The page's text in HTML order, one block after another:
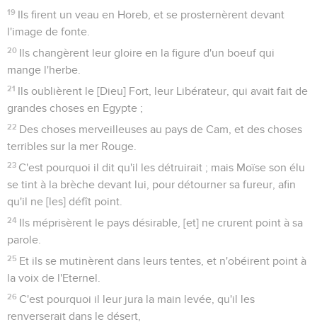
19 Ils firent un veau en Horeb, et se prosternèrent devant
l'image de fonte.
20 Ils changèrent leur gloire en la figure d'un boeuf qui
mange l'herbe.
21 Ils oublièrent le [Dieu] Fort, leur Libérateur, qui avait fait de
grandes choses en Egypte ;
22 Des choses merveilleuses au pays de Cam, et des choses
terribles sur la mer Rouge.
23 C'est pourquoi il dit qu'il les détruirait ; mais Moïse son élu
se tint à la brèche devant lui, pour détourner sa fureur, afin
qu'il ne [les] défît point.
24 Ils méprisèrent le pays désirable, [et] ne crurent point à sa
parole.
25 Et ils se mutinèrent dans leurs tentes, et n'obéirent point à
la voix de l'Eternel.
26 C'est pourquoi il leur jura la main levée, qu'il les
renverserait dans le désert,